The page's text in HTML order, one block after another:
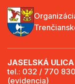
JASELSKÁ
tel.: 032 / 770
(evidencia)